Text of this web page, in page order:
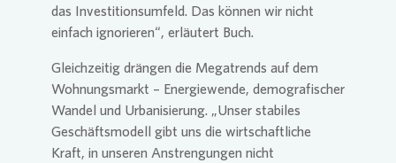
das Investitionsumfeld. Das können wir nicht
einfach ignorieren“, erläutert Buch.
Gleichzeitig drängen die Megatrends auf dem
Wohnungsmarkt – Energiewende, demografischer
Wandel und Urbanisierung. „Unser stabiles
Geschäftsmodell gibt uns die wirtschaftliche
Kraft, in unseren Anstrengungen nicht